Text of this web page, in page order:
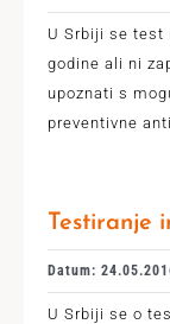
U Srbiji se test
godine ali ni
upoznati s
preventivne
Testiranje
Datum:
U Srbiji se o